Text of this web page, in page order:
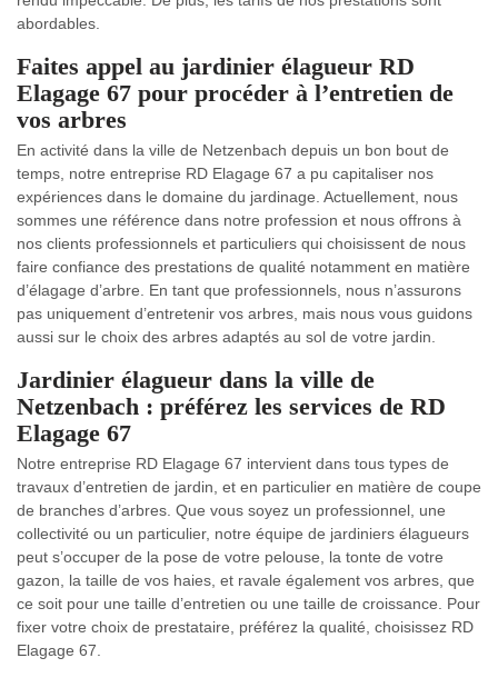
abordables.
Faites appel au jardinier élagueur RD
Elagage 67 pour procéder à l’entretien de
vos arbres
En activité dans la ville de Netzenbach depuis un bon bout de
temps, notre entreprise RD Elagage 67 a pu capitaliser nos
expériences dans le domaine du jardinage. Actuellement, nous
sommes une référence dans notre profession et nous offrons à
nos clients professionnels et particuliers qui choisissent de nous
faire confiance des prestations de qualité notamment en matière
d’élagage d’arbre. En tant que professionnels, nous n’assurons
pas uniquement d’entretenir vos arbres, mais nous vous guidons
aussi sur le choix des arbres adaptés au sol de votre jardin.
Jardinier élagueur dans la ville de
Netzenbach : préférez les services de RD
Elagage 67
Notre entreprise RD Elagage 67 intervient dans tous types de
travaux d’entretien de jardin, et en particulier en matière de coupe
de branches d’arbres. Que vous soyez un professionnel, une
collectivité ou un particulier, notre équipe de jardiniers élagueurs
peut s’occuper de la pose de votre pelouse, la tonte de votre
gazon, la taille de vos haies, et ravale également vos arbres, que
ce soit pour une taille d’entretien ou une taille de croissance. Pour
fixer votre choix de prestataire, préférez la qualité, choisissez RD
Elagage 67.